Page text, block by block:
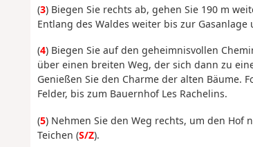
(3) Biegen Sie rechts ab, gehen Sie 190 m
Entlang des Waldes weiter bis zur
(4) Biegen Sie auf den geheimnisvollen
über einen breiten Weg, der sich dann zu
Genießen Sie den Charme der alten Bäume.
Felder, bis zum Bauernhof Les Rachelins.
(5) Nehmen Sie den Weg rechts, um den
Teichen (S/Z).